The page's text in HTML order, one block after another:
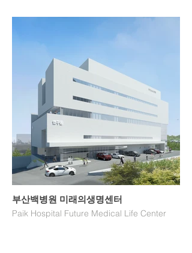
부산백병원 미래의생명센터
Paik Hospital Future Medical Life Center